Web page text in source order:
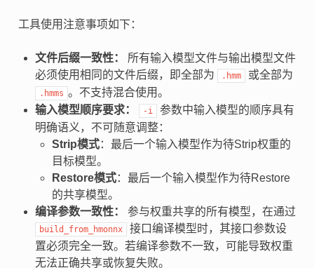
工具使用注意事项如下：
文件后缀一致性：
所有输入模型文件与输出模型文件
必须使用相同的文件后缀，即全部为
.hmm 或全部为
.hmms 。不支持混合使用。
输入模型顺序要求：
-i
参数中输入模型的顺序具有
明确语义，不可随意调整：
Strip模式：最后一个输入模型作为待Strip权重的
目标模型。
Restore模式：最后一个输入模型作为待Restore
的共享模型。
编译参数一致性：
参与权重共享的所有模型，在通过
build_from_hmonnx
接口编译模型时，其接口参数设
置必须完全一致。若编译参数不一致，可能导致权重
无法正确共享或恢复失败。